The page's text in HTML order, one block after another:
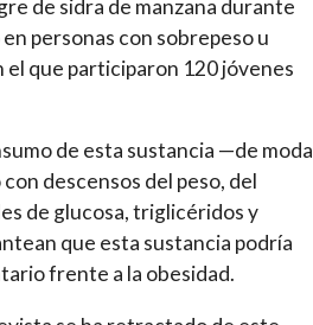
de sidra de manzana durante
personas con sobrepeso u
el que participaron 120 jóvenes
de esta sustancia —de moda
descensos del peso, del
de glucosa, triglicéridos y
que esta sustancia podría
frente a la obesidad.